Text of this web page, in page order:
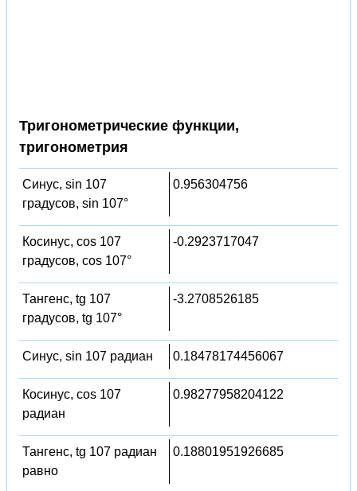
Тригонометрические функции,
тригонометрия
Синус, sin 107
градусов, sin 107°
0.956304756
Косинус, cos 107
градусов, cos 107°
-0.2923717047
Тангенс, tg 107
градусов, tg 107°
-3.2708526185
Синус, sin 107 радиан 0.18478174456067
Косинус, cos 107
радиан
0.98277958204122
Тангенс, tg 107 радиан
равно
0.18801951926685